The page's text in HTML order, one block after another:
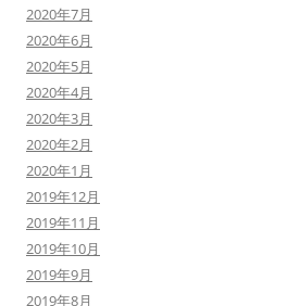
2020年7月
2020年6月
2020年5月
2020年4月
2020年3月
2020年2月
2020年1月
2019年12月
2019年11月
2019年10月
2019年9月
2019年8月